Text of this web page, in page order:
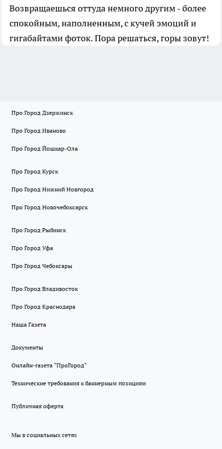
Возвращаешься оттуда немного другим - более
спокойным, наполненным, с кучей эмоций и
гигабайтами фоток. Пора решаться, горы зовут!
Про Город Дзержинск
Про Город Иваново
Про Город Йошкар-Ола
Про Город Курск
Про Город Нижний Новгород
Про Город Новочебоксарск
Про Город Рыбинск
Про Город Уфа
Про Город Чебоксары
Про Город Владивосток
Про Город Краснодара
Наша Газета
Документы
Онлайн-газета "ПроГород"
Технические требования к баннерным позициям
Публичная оферта
Мы в социальных сетях